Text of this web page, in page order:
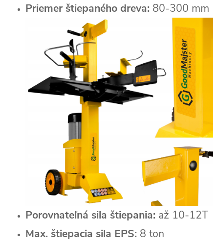
Priemer štiepaného dreva: 80-300 mm
Porovnateľná sila štiepania: až 10-12T
Max. štiepacia sila EPS: 8 ton